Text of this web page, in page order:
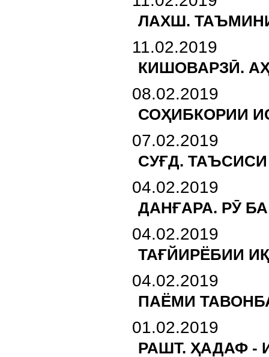
ЛАХШ.
11.02.2019
КИШОВАРЗӢ.
08.02.2019
СОҲИБКОРИИ
07.02.2019
СУҒД.
04.02.2019
ДАНҒАРА. РӮ
04.02.2019
ТАҒЙИРЁБИИ
04.02.2019
ПАЁМИ
01.02.2019
РАШТ. ҲАДАФ -